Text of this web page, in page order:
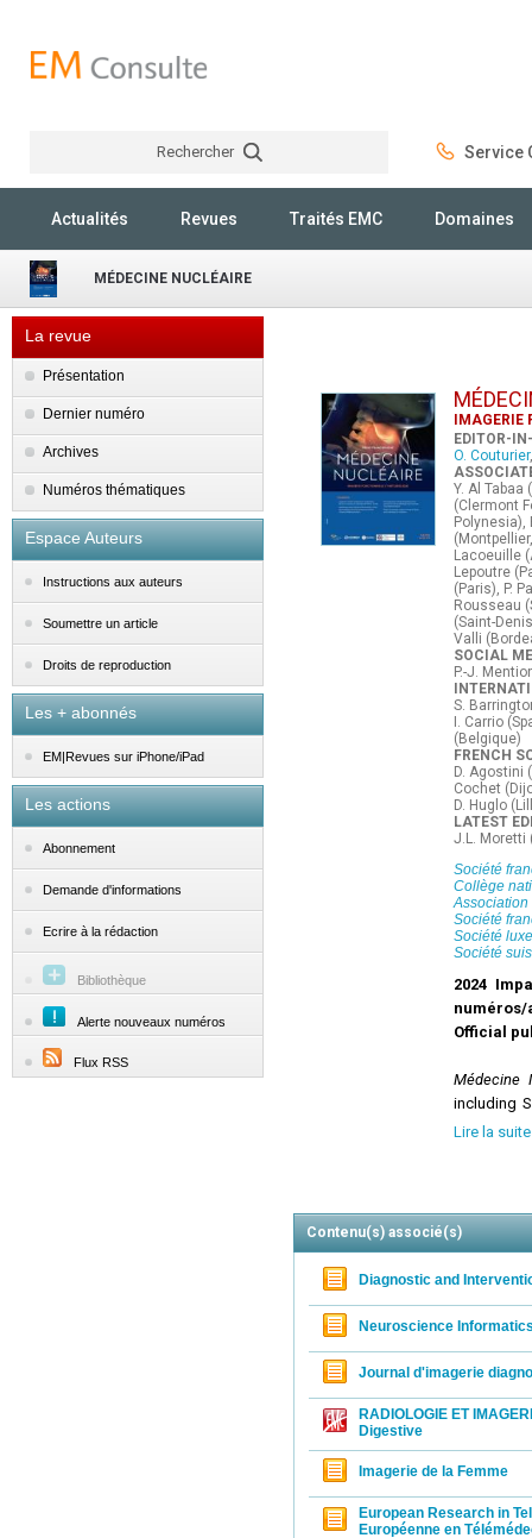
Rechercher Service
Actualités Revues Traités EMC Domaines
MÉDECINE NUCLÉAIRE
La revue
Présentation
Dernier numéro
Archives
Numéros thématiques
Espace Auteurs
Instructions aux auteurs
Soumettre un article
Droits de reproduction
Les + abonnés
EM|Revues sur iPhone/iPad
Les actions
Abonnement
Demande d'informations
Ecrire à la rédaction
Bibliothèque
Alerte nouveaux numéros
Flux RSS
EDITOR-
O. Couturier
Y. Al Tabaa
(Clermont
Polynesia),
Lacoeuille
Lepoutre
(Paris), P.
Rousseau
(Saint-
Valli
SOCIAL
P.-J.
S.
I. Carrio
(Belgique)
FRENCH
D. Agostini
Cochet
D. Huglo
LATEST
J.L. Moretti
Société
Collège
Société
Société
Société
2024
numéros/
Official
Médecine
including
Médecine
for the
addition
Votre
Lire la suite
Contenu(s) associé(s)
Diagnostic and
Neuroscience
Journal d'imagerie
RADIOLOGIE ET
Digestive
Imagerie de la Femme
European Research in
Européenne en